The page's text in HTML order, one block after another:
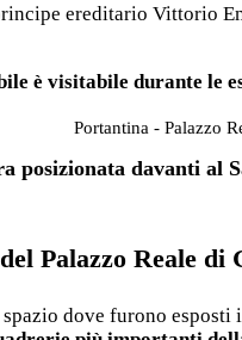
ereditario Vittorio
è visitabile durante le
posizionata davanti al
Palazzo Reale di
dove furono